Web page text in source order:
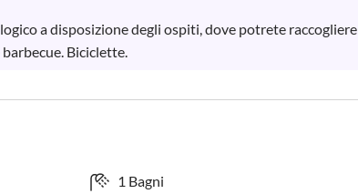
a disposizione degli ospiti, dove potrete raccogliere
Biciclette.
1 Bagni